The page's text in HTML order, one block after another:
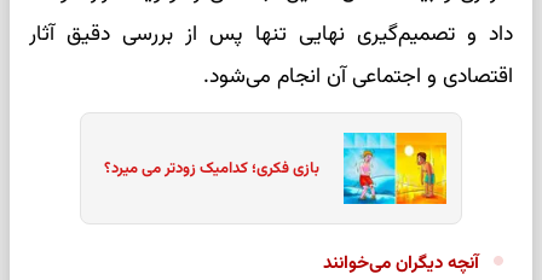
داد و تصمیم‌گیری نهایی تنها پس از بررسی دقیق آثار
اقتصادی و اجتماعی آن انجام می‌شود.
بازی فکری؛ کدامیک زودتر می میرد؟
آنچه دیگران می‌خوانند